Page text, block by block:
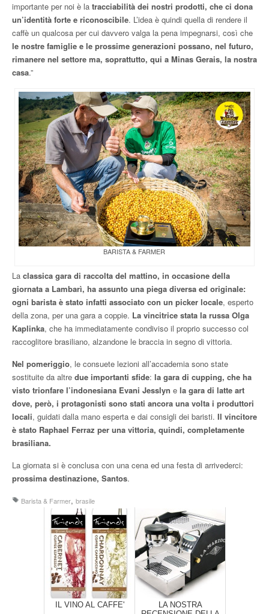
importante per noi è la tracciabilità dei nostri prodotti, che ci dona
un’identità forte e riconoscibile. L’idea è quindi quella di rendere il
caffè un qualcosa per cui davvero valga la pena impegnarsi, così che
le nostre famiglie e le prossime generazioni possano, nel futuro,
rimanere nel settore ma, soprattutto, qui a Minas Gerais, la nostra
casa.”
BARISTA & FARMER
La classica gara di raccolta del mattino, in occasione della
giornata a Lambarì, ha assunto una piega diversa ed originale:
ogni barista è stato infatti associato con un picker locale, esperto
della zona, per una gara a coppie. La vincitrice stata la russa Olga
Kaplinka, che ha immediatamente condiviso il proprio successo col
raccoglitore brasiliano, alzandone le braccia in segno di vittoria.
Nel pomeriggio, le consuete lezioni all’accademia sono state
sostituite da altre due importanti sfide: la gara di cupping, che ha
visto trionfare l’indonesiana Evani Jesslyn e la gara di latte art
dove, però, i protagonisti sono stati ancora una volta i produttori
locali, guidati dalla mano esperta e dai consigli dei baristi. Il vincitore
è stato Raphael Ferraz per una vittoria, quindi, completamente
brasiliana.
La giornata si è conclusa con una cena ed una festa di arrivederci:
prossima destinazione, Santos.
Barista & Farmer, brasile
IL VINO AL CAFFE'
LA NOSTRA